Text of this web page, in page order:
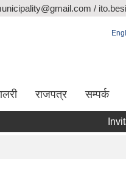
/
राजपत्र सम्पर्क